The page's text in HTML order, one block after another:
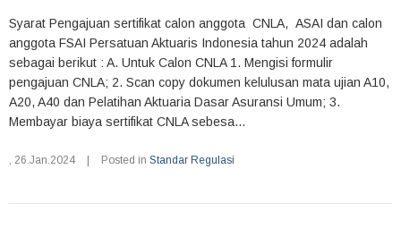
Syarat Pengajuan sertifikat calon anggota CNLA, ASAI dan calon
anggota FSAI Persatuan Aktuaris Indonesia tahun 2024 adalah
sebagai berikut : A. Untuk Calon CNLA 1. Mengisi formulir
pengajuan CNLA; 2. Scan copy dokumen kelulusan mata ujian A10,
A20, A40 dan Pelatihan Aktuaria Dasar Asuransi Umum; 3.
Membayar biaya sertifikat CNLA sebesa...
, 26.Jan.2024 Posted in Standar Regulasi